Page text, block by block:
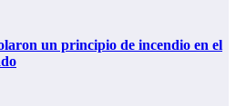
un principio de incendio en el